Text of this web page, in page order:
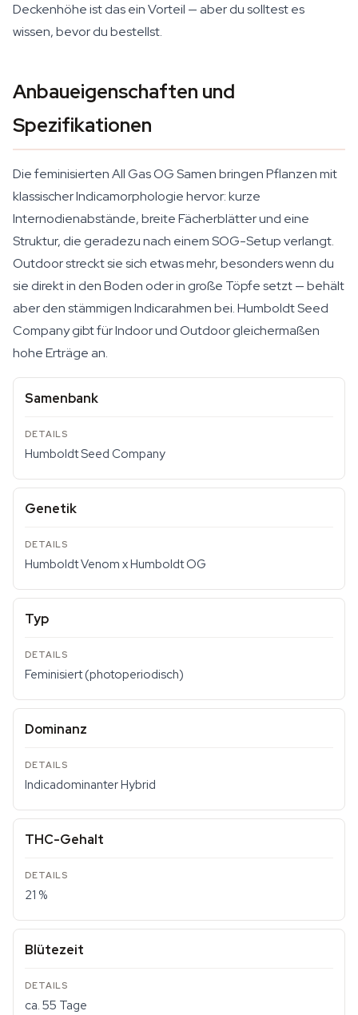
Deckenhöhe ist das ein Vorteil — aber du solltest es
wissen, bevor du bestellst.
Anbaueigenschaften und
Spezifikationen
Die feminisierten All Gas OG Samen bringen Pflanzen mit
klassischer Indicamorphologie hervor: kurze
Internodienabstände, breite Fächerblätter und eine
Struktur, die geradezu nach einem SOG-Setup verlangt.
Outdoor streckt sie sich etwas mehr, besonders wenn du
sie direkt in den Boden oder in große Töpfe setzt — behält
aber den stämmigen Indicarahmen bei. Humboldt Seed
Company gibt für Indoor und Outdoor gleichermaßen
hohe Erträge an.
Samenbank
Humboldt Seed Company
Genetik
Humboldt Venom x Humboldt OG
Typ
Feminisiert (photoperiodisch)
Dominanz
Indicadominanter Hybrid
THC-Gehalt
21 %
Blütezeit
ca. 55 Tage